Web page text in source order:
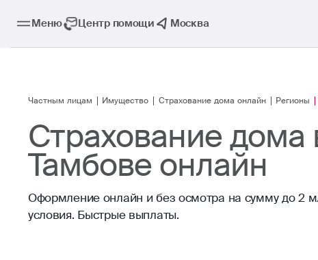
Меню Центр помощи Москва
Частным лицам Имущество Страхование дома онлайн Регионы
Страхование дома
Тамбове онлайн
Оформление онлайн и без осмотра на сумму до 2
условия. Быстрые выплаты.